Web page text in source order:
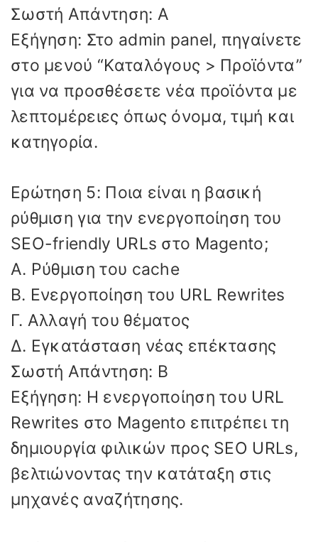
Σωστή Απάντηση: Α
Εξήγηση: Στο admin panel, πηγαίνετε
στο μενού “Καταλόγους > Προϊόντα”
για να προσθέσετε νέα προϊόντα με
λεπτομέρειες όπως όνομα, τιμή και
κατηγορία.
Ερώτηση 5: Ποια είναι η βασική
ρύθμιση για την ενεργοποίηση του
SEO-friendly URLs στο Magento;
Α. Ρύθμιση του cache
Β. Ενεργοποίηση του URL Rewrites
Γ. Αλλαγή του θέματος
Δ. Εγκατάσταση νέας επέκτασης
Σωστή Απάντηση: Β
Εξήγηση: Η ενεργοποίηση του URL
Rewrites στο Magento επιτρέπει τη
δημιουργία φιλικών προς SEO URLs,
βελτιώνοντας την κατάταξη στις
μηχανές αναζήτησης.